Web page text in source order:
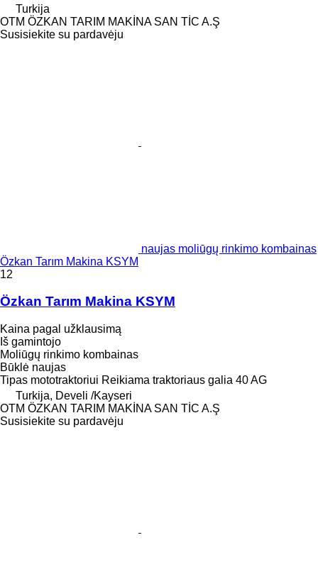
Turkija
OTM ÖZKAN TARIM MAKİNA SAN TİC A.Ş
Susisiekite su pardavėju
naujas moliūgų rinkimo kombainas
Özkan Tarım Makina KSYM
12
Özkan Tarım Makina KSYM
Kaina pagal užklausimą
Iš gamintojo
Moliūgų rinkimo kombainas
Būklė naujas
Tipas mototraktoriui Reikiama traktoriaus galia 40 AG
Turkija, Develi /Kayseri
OTM ÖZKAN TARIM MAKİNA SAN TİC A.Ş
Susisiekite su pardavėju